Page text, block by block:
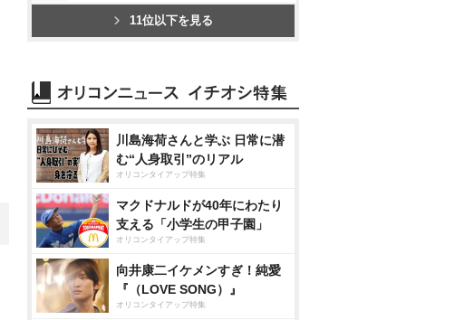
11位以下を見る
川島海荷さんと学ぶ 日常に潜
む“人身取引”のリアル
オリコンタイアップ特集
マクドナルドが40年にわたり
支える「小学生の甲子園」
オリコンタイアップ特集
向井康二イケメンすぎ！純愛
『（LOVE SONG）』
オリコンタイアップ特集